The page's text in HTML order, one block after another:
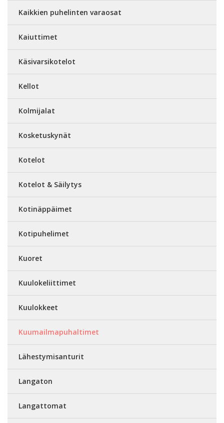
Kaikkien puhelinten varaosat
Kaiuttimet
Käsivarsikotelot
Kellot
Kolmijalat
Kosketuskynät
Kotelot
Kotelot & Säilytys
Kotinäppäimet
Kotipuhelimet
Kuoret
Kuulokeliittimet
Kuulokkeet
Kuumailmapuhaltimet
Lähestymisanturit
Langaton
Langattomat